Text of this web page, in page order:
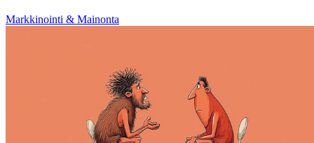
Markkinointi & Mainonta